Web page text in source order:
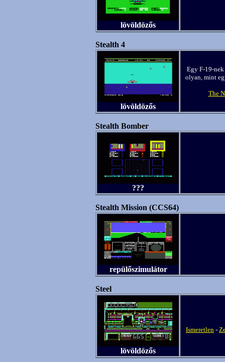
lövöldözős
Stealth 4
lövöldözős
Egy F-19-
olyan, mint
The
Stealth Bomber
???
Stealth Mission (CCS64)
repülőszimulátor
Steel
lövöldözős
Ismeretlen -